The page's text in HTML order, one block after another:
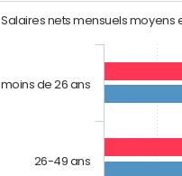
Salaires nets mensuels moyens
moins de 26 ans
26-49 ans